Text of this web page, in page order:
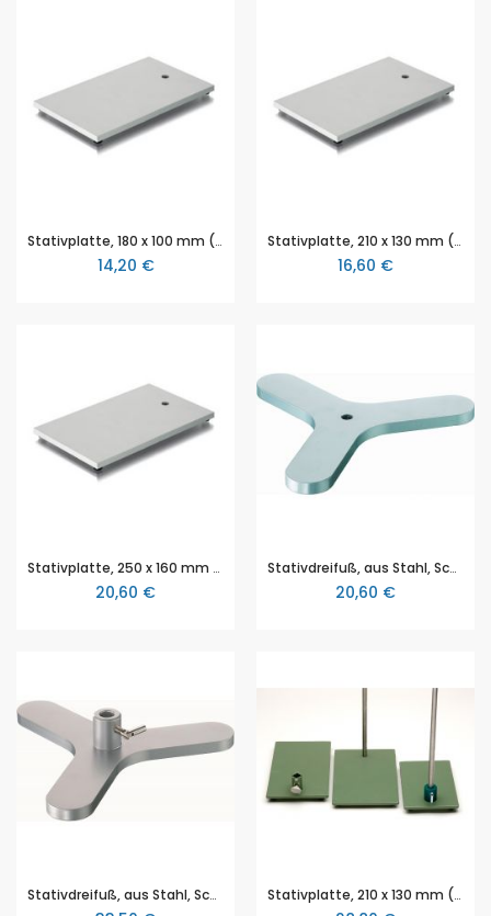
Stativplatte, 180 x 100 mm (L x B), aus Stahl, Dicke 8 mm, pulverbeschichtet, mit Gewinde M 10
14,20 €
Stativplatte, 210 x 130 mm (L x B), aus Stahl, Dicke 8 mm, pulverbeschichtet, mit Gewinde M 10
16,60 €
Stativplatte, 250 x 160 mm (L x B), aus Stahl, Dicke 8 mm, pulverbeschichtet, mit Gewinde M 10
20,60 €
Stativdreifuß, aus Stahl, Schenkellänge 150 mm, Dicke 10 mm, pulverbeschichtet, Gewinde M 10
20,60 €
Stativdreifuß, aus Stahl, Schenkellänge 150 mm, Dicke 10 mm, pulverbeschichtet, Stäbe bis 13 mm Ø, Gelenkschraube M 6 Stativplatte, 210 x 130 mm (L x B), aus Stahl, hammerschlaglackiert, Spannbuchse zur Aufbahme von Stativstäben bis 13 mm, ohne Gewinde